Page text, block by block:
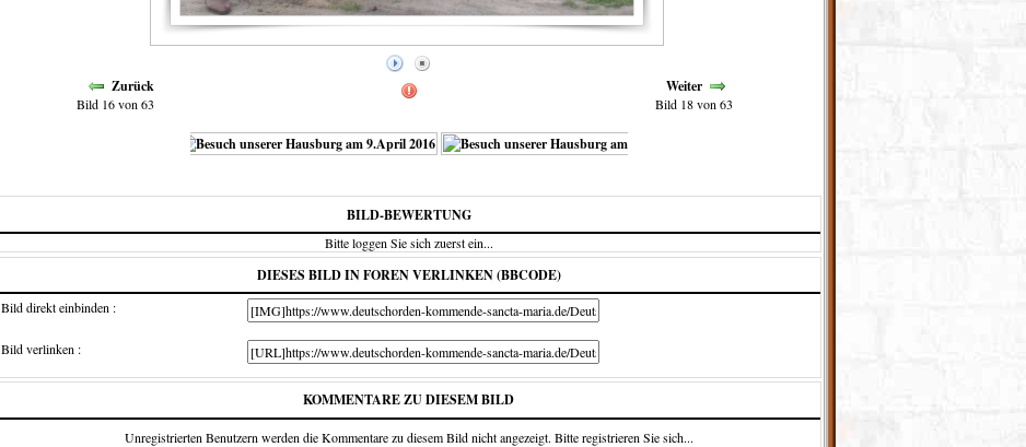
Zurück
Bild 16 von 63
Weiter
Bild 18 von 63
BILD-BEWERTUNG
Bitte loggen Sie sich zuerst ein...
DIESES BILD IN FOREN VERLINKEN (BBCODE)
Bild direkt einbinden :
Bild verlinken :
KOMMENTARE ZU DIESEM BILD
Unregistrierten Benutzern werden die Kommentare zu diesem Bild nicht angezeigt. Bitte registrieren Sie sich...